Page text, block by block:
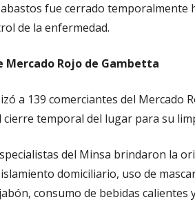
fue cerrado temporalmente
de la enfermedad.
Rojo de Gambetta
a 139 comerciantes del Mercado
temporal del lugar para su
del Minsa brindaron la
domiciliario, uso de
consumo de bebidas calientes